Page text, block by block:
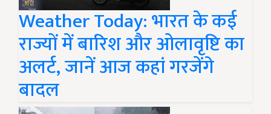
Weather Today: भारत के कई
राज्यों में बारिश और ओलावृष्टि का
अलर्ट, जानें आज कहां गरजेंगे
बादल